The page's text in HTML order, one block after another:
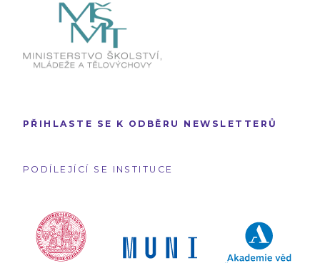
PŘIHLASTE SE K ODBĚRU NEWSLETTERŮ
PODÍLEJÍCÍ SE INSTITUCE